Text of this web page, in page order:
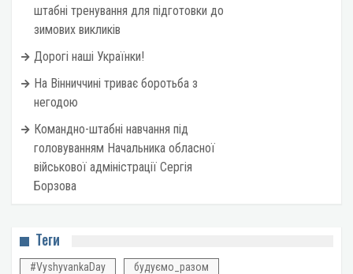
штабні тренування для підготовки до
зимових викликів
Дорогі наші Українки!
На Вінниччині триває боротьба з
негодою
Командно-штабні навчання під
головуванням Начальника обласної
військової адміністрації Сергія
Борзова
Теги
#VyshyvankaDay будуємо_разом